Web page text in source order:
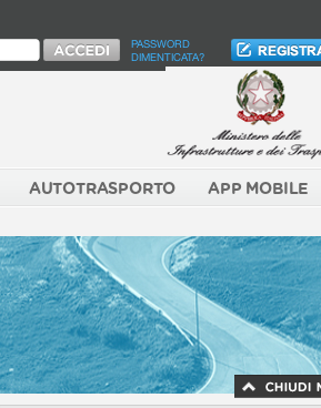
PASSWORD
DIMENTICATA?
AUTOTRASPORTO APP MOBILE